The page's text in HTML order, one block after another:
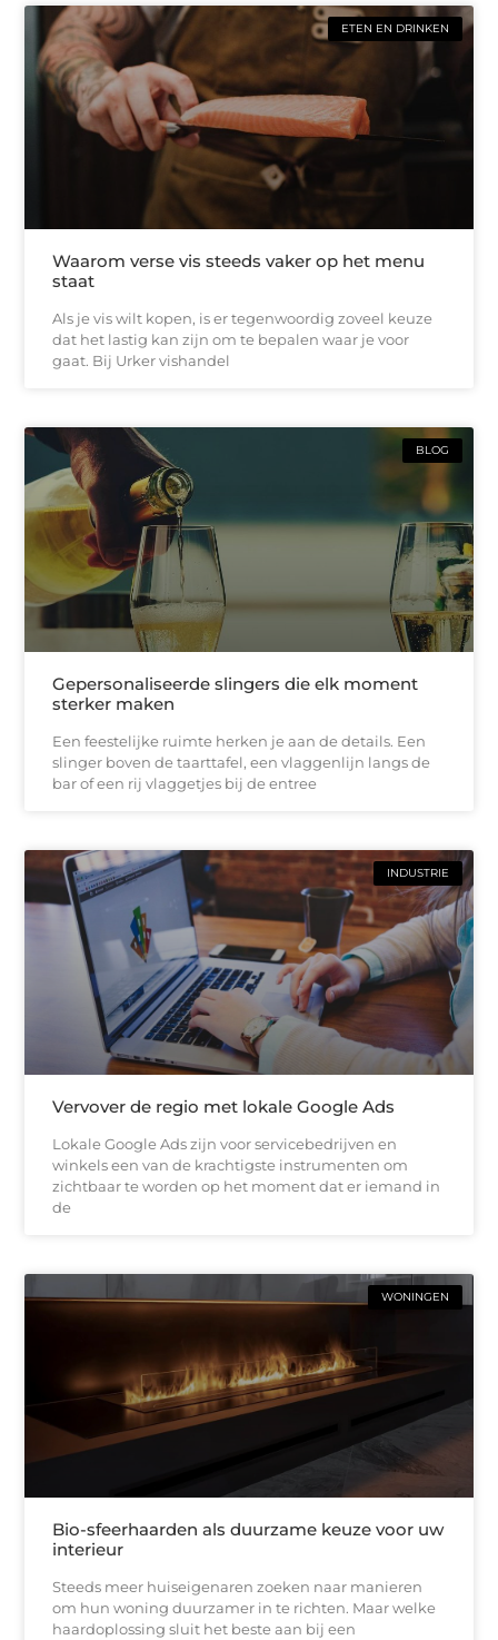
ETEN EN DRINKEN
Waarom verse vis steeds vaker op het menu
staat
Als je vis wilt kopen, is er tegenwoordig zoveel keuze
dat het lastig kan zijn om te bepalen waar je voor
gaat. Bij Urker vishandel
BLOG
Gepersonaliseerde slingers die elk moment
sterker maken
Een feestelijke ruimte herken je aan de details. Een
slinger boven de taarttafel, een vlaggenlijn langs de
bar of een rij vlaggetjes bij de entree
INDUSTRIE
Vervover de regio met lokale Google Ads
Lokale Google Ads zijn voor servicebedrijven en
winkels een van de krachtigste instrumenten om
zichtbaar te worden op het moment dat er iemand in
de
WONINGEN
Bio-sfeerhaarden als duurzame keuze voor uw
interieur
Steeds meer huiseigenaren zoeken naar manieren
om hun woning duurzamer in te richten. Maar welke
haardoplossing sluit het beste aan bij een